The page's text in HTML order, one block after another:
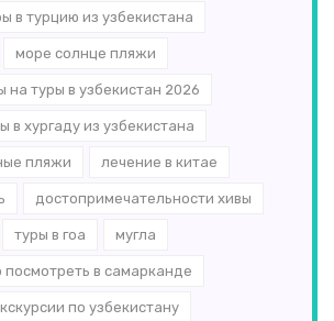
в турцию из узбекистана
море солнце пляжи
на туры в узбекистан 2026
в хургаду из узбекистана
пляжи лечение в китае
достопримечательности хивы
туры в гоа мугла
посмотреть в самарканде
по узбекистану